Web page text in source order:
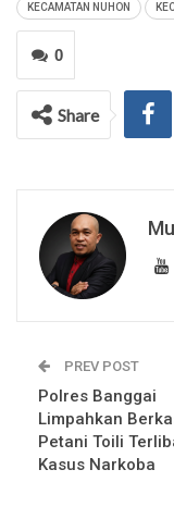
KECAMATAN NUHON
0
Share
PREV POST
Polres Banggai
Limpahkan
Petani Toili
Kasus Narkoba